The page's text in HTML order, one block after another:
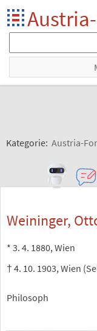
Kategorie: Austria-
Weininger,
* 3. 4. 1880, Wien
† 4. 10. 1903, Wien
Philosoph